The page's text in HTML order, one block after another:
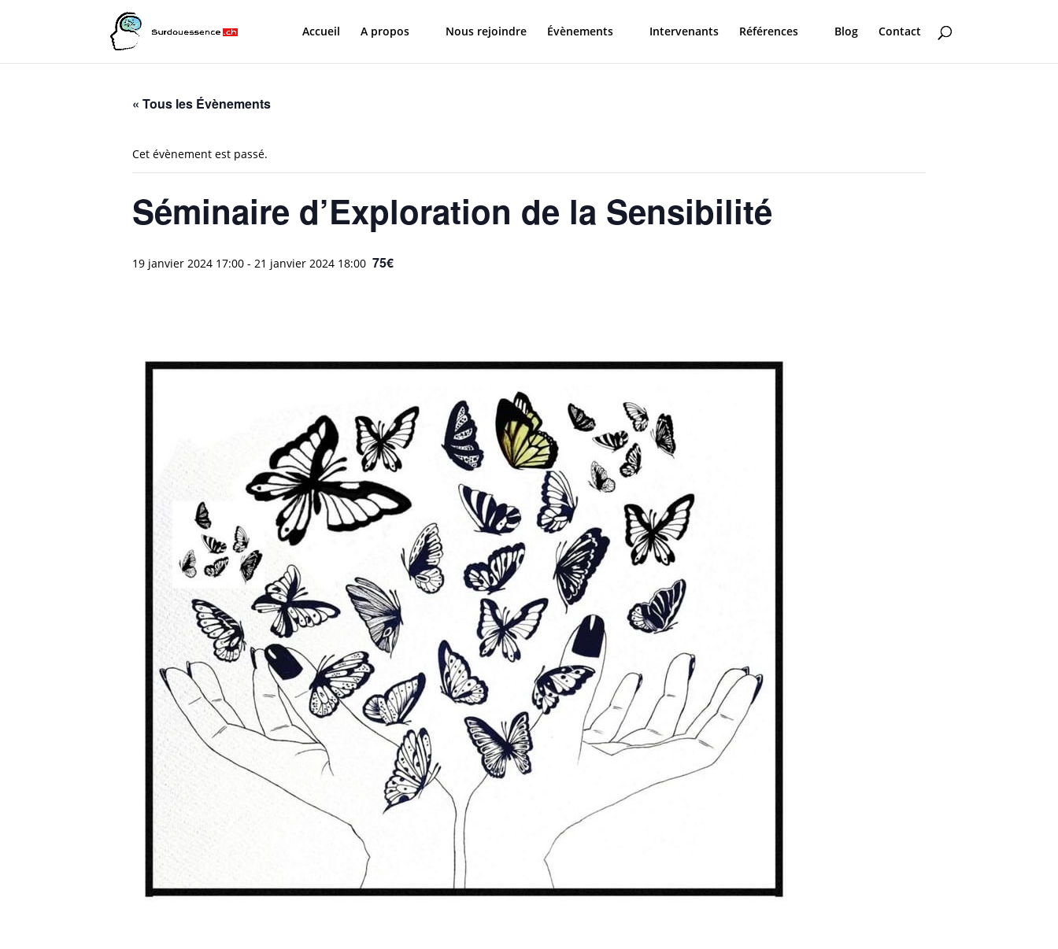
Accueil A propos Nous rejoindre Évènements Intervenants Références Blog Contact
« Tous les Évènements
Cet évènement est passé.
Séminaire d’Exploration de la Sensibilité
19 janvier 2024 17:00 - 21 janvier 2024 18:00 75€